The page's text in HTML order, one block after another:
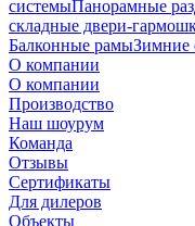
системыПанорамные
складные двери-
Балконные рамыЗимние
О компании
О компании
Производство
Наш шоурум
Команда
Отзывы
Сертификаты
Для дилеров
Объекты